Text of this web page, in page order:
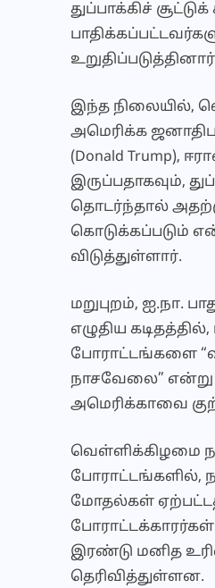
துப்பாக்கிச்
இந்த நிலையில்,
அமெரிக்க
(Donald Trump),
இருப்பதாகவும்,
தொடர்ந்தால்
கொடுக்கப்படும்
விடுத்துள்ளார்.
மறுபுறம், ஐ.நா.
எழுதிய
போராட்டங்களை
நாசவேலை” என்று
அமெரிக்காவை
வெள்ளிக்கிழமை
போராட்டங்களில்,
மோதல்கள்
போராட்டக்காரர்கள்
இரண்டு மனித
தெரிவித்துள்ளன.